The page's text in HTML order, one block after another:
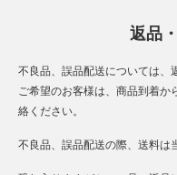
返品
不良品、誤品配送については、
ご希望のお客様は、商品到着か
絡ください。
不良品、誤品配送の際、送料は